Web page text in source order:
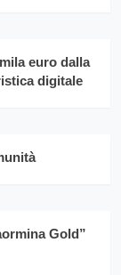
euro dalla
digitale
Gold”